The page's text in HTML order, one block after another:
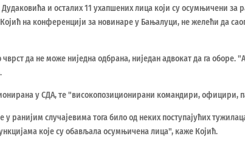
и осталих 11 ухапшених лица који су осумњичени за
на конференцији за новинаре у Бањалуци, не желећи да
да не може ниједна одбрана, ниједан адвокат да га оборе.
у СДА, те "високопозиционирани командири,
ранијим случајевима тога било од неких поступајућих
које су обављала осумњичена лица", каже Којић.